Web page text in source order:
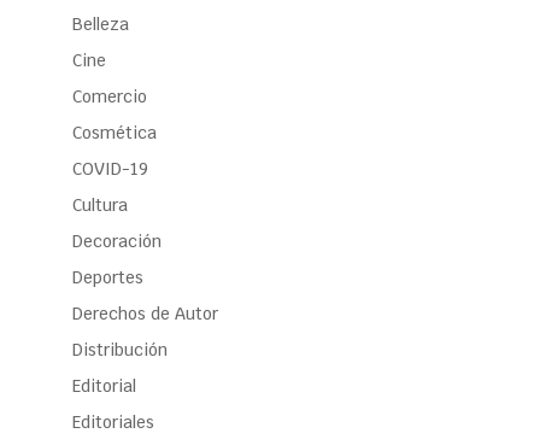
Belleza
Cine
Comercio
Cosmética
COVID-19
Cultura
Decoración
Deportes
Derechos de Autor
Distribución
Editorial
Editoriales